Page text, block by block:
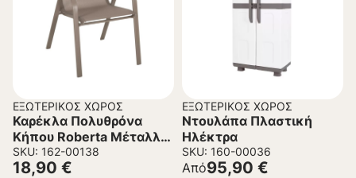
ΕΞΩΤΕΡΙΚΌΣ ΧΏΡΟΣ
Καρέκλα Πολυθρόνα
Κήπου Roberta Μέταλλο
– Textiline σε Σαμπανί
54x74x93Υεκ.
SKU: 162-00138
18,90 €
ΕΞΩΤΕΡΙΚΌΣ ΧΏΡΟΣ
Ντουλάπα Πλαστική
Ηλέκτρα
SKU: 160-00036
Από95,90 €